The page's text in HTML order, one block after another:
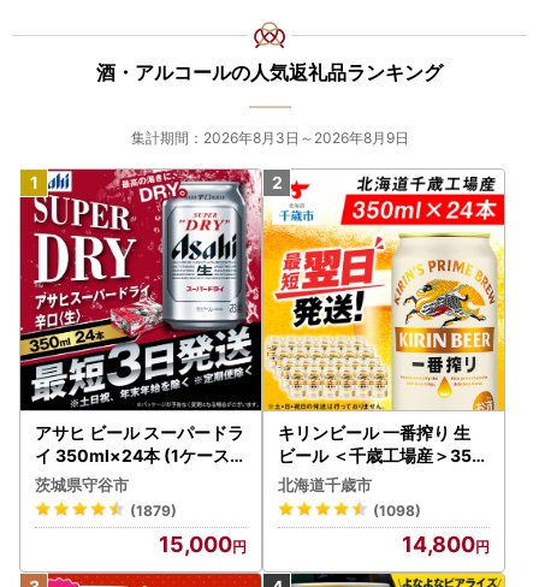
酒・アルコールの人気返礼品ランキング
集計期間：2026年8月3日～2026年8月9日
アサヒ ビール スーパードラ
イ 350ml×24本 (1ケース)
究極の辛口 ＜茨城工場＞ 缶
ビール Asahi superDRY お
酒
茨城県守谷市
(1879)
15,000
キリンビール 一番搾り 生
ビール ＜千歳工場産＞350
ml（24本）
北海道千歳市
(1098)
14,800